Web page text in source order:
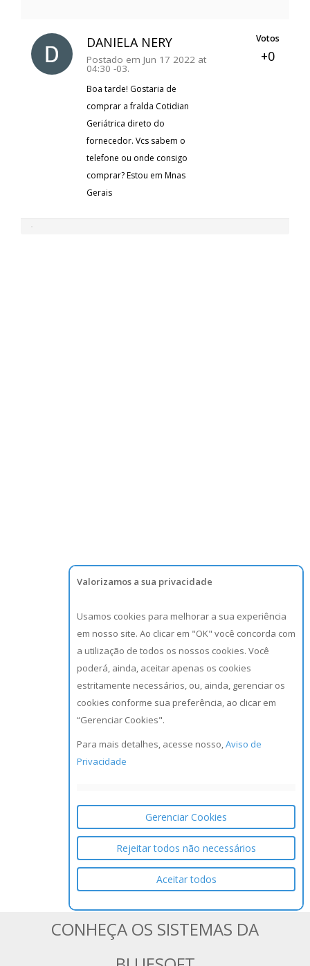
DANIELA NERY
Postado em Jun 17 2022 at
04:30 -03.
Boa tarde! Gostaria de
comprar a fralda Cotidian
Geriátrica direto do
fornecedor. Vcs sabem o
telefone ou onde consigo
comprar? Estou em Mnas
Gerais
Votos
+0
CONHEÇA OS SISTEMAS DA
Valorizamos a sua privacidade
Usamos cookies para melhorar a sua experiência
em nosso site. Ao clicar em "OK" você concorda com
a utilização de todos os nossos cookies. Você
poderá, ainda, aceitar apenas os cookies
estritamente necessários, ou, ainda, gerenciar os
cookies conforme sua preferência, ao clicar em
“Gerenciar Cookies".
Para mais detalhes, acesse nosso,Aviso de
Privacidade
Gerenciar Cookies
Rejeitar todos não necessários
Aceitar todos